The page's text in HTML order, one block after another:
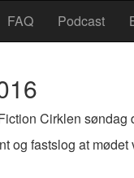
FAQ Podcast
Cirklen søndag
og fastslog at